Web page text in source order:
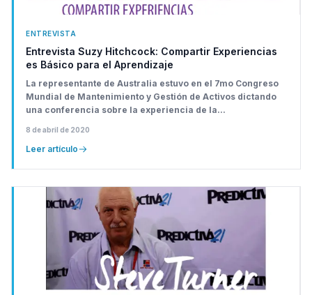
ENTREVISTA
Entrevista Suzy Hitchcock: Compartir Experiencias
es Básico para el Aprendizaje
La representante de Australia estuvo en el 7mo Congreso
Mundial de Mantenimiento y Gestión de Activos dictando
una conferencia sobre la experiencia de la...
8 de abril de 2020
Leer artículo